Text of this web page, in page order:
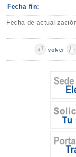
Fecha fin:
Fecha de
volver